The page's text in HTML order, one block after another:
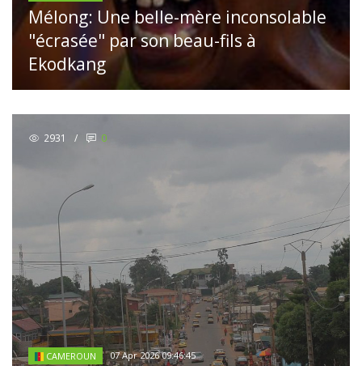
Mélong: Une belle-mère inconsolable
"écrasée" par son beau-fils à
Ekodkang
2931 / 0
CAMEROUN 07 Apr 2026 09:46:45